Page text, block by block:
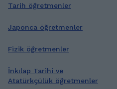
Tarih öğretmenler
Japonca öğretmenler
Fizik öğretmenler
İnkılap Tarihi ve
Atatürkçülük öğretmenler